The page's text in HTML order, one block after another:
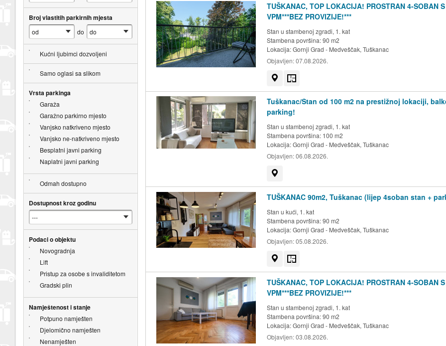
TUŠKANAC, TOP LOKACIJA! PROSTRAN 4-SOBAN S
VPM***BEZ PROVIZIJE!***
Stan u stambenoj zgradi, 1. kat
Stambena površina: 90 m2
Lokacija:Gornji Grad - Medveščak, Tuškanac
Objavljen:07.08.2026.
Tuškanac/Stan od 100 m2 na prestižnoj lokaciji,
parking!
Stan u stambenoj zgradi, 1. kat
Stambena površina: 100 m2
Lokacija:Gornji Grad - Medveščak, Tuškanac
Objavljen:06.08.2026.
TUŠKANAC 90m2, Tuškanac (lijep 4soban stan +
Stan u kući, 1. kat
Stambena površina: 90 m2
Lokacija:Gornji Grad - Medveščak, Tuškanac
Objavljen:05.08.2026.
TUŠKANAC, TOP LOKACIJA! PROSTRAN 4-SOBAN S
VPM***BEZ PROVIZIJE!***
Stan u stambenoj zgradi, 1. kat
Stambena površina: 90 m2
Lokacija:Gornji Grad - Medveščak, Tuškanac
Objavljen:03.08.2026.
Broj vlastitih parkirnih mjesta
do
Kućni ljubimci dozvoljeni
Samo oglasi sa slikom
Vrsta parkinga
Garaža
Garažno parkirno mjesto
Vanjsko natkriveno mjesto
Vanjsko ne-natkriveno mjesto
Besplatni javni parking
Naplatni javni parking
Odmah dostupno
Dostupnost kroz godinu
Podaci o objektu
Novogradnja
Lift
Pristup za osobe s invaliditetom
Gradski plin
Namještenost i stanje
Potpuno namješten
Djelomično namješten
Nenamješten